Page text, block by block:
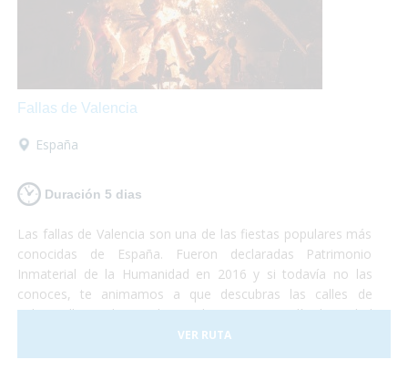
Fallas de Valencia
España
Duración 5 dias
Las fallas de Valencia son una de las fiestas populares más
conocidas de España. Fueron declaradas Patrimonio
Inmaterial de la Humanidad en 2016 y si todavía no las
conoces, te animamos a que descubras las calles de
Valencia llenas de arte, luz y color. Durante 5 días la ciudad
se convierte en una fiesta continua de luces, música y
fuegos artificiales por todos los rincones. ¡Te proponemos
VER RUTA